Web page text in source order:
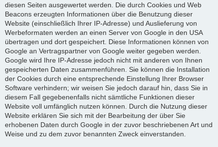
diesen Seiten ausgewertet werden. Die durch Cookies und Web
Beacons erzeugten Informationen über die Benutzung dieser
Website (einschließlich Ihrer IP-Adresse) und Auslieferung von
Werbeformaten werden an einen Server von Google in den USA
übertragen und dort gespeichert. Diese Informationen können von
Google an Vertragspartner von Google weiter gegeben werden.
Google wird Ihre IP-Adresse jedoch nicht mit anderen von Ihnen
gespeicherten Daten zusammenführen. Sie können die Installation
der Cookies durch eine entsprechende Einstellung Ihrer Browser
Software verhindern; wir weisen Sie jedoch darauf hin, dass Sie in
diesem Fall gegebenenfalls nicht sämtliche Funktionen dieser
Website voll umfänglich nutzen können. Durch die Nutzung dieser
Website erklären Sie sich mit der Bearbeitung der über Sie
erhobenen Daten durch Google in der zuvor beschriebenen Art und
Weise und zu dem zuvor benannten Zweck einverstanden.